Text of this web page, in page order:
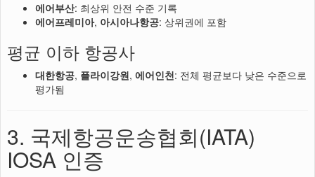
에어부산: 최상위 안전 수준 기록
에어프레미아, 아시아나항공: 상위권에 포함
평균 이하 항공사
대한항공, 플라이강원, 에어인천: 전체 평균보다 낮은 수준으로
평가됨
3. 국제항공운송협회(IATA)
IOSA 인증